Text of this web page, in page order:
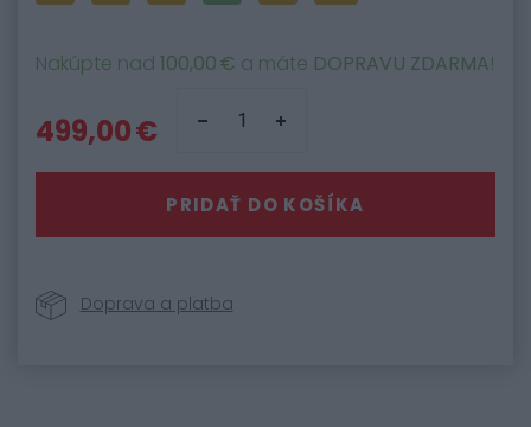
Nakúpte nad 100,00 € a máte DOPRAVU ZDARMA!
499,00 €
PRIDAŤ DO KOŠÍKA
Doprava a platba